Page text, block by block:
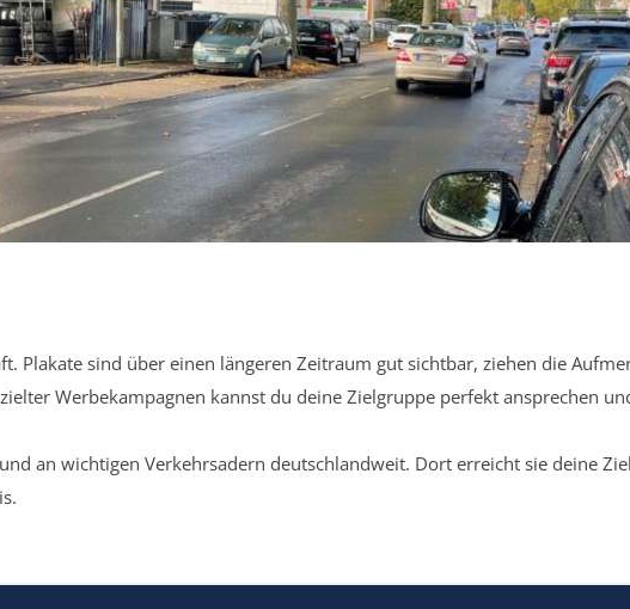
Plakate sind über einen längeren Zeitraum gut sichtbar, ziehen die
Werbekampagnen kannst du deine Zielgruppe perfekt ansprechen
an wichtigen Verkehrsadern deutschlandweit. Dort erreicht sie deine